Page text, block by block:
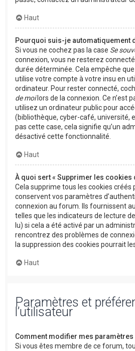
Haut
Pourquoi suis-je automatiquement
Si vous ne cochez pas la case Se
connexion, vous ne resterez
durée déterminée. Cela empêche que
utilise votre compte à votre insu en
ordinateur. Pour rester connecté,
de moilors de la connexion. Ce n’est
utilisez un ordinateur public pour
(bibliothèque, cyber-café, université,
pas cette case, cela signifie qu’un
désactivé cette fonctionnalité.
Haut
À quoi sert « Supprimer les cookies
Cela supprime tous les cookies créés
conservent vos paramètres
connexion au forum. Ils fournissent
telles que les indicateurs de lecture
lu) si cela a été activé par un
rencontrez des problèmes de
la suppression des cookies pourrait
Haut
Paramètres et
l’utilisateur
Comment modifier mes paramètres
Si vous êtes membre de ce forum,